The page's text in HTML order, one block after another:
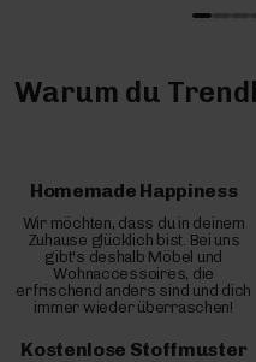
Warum du
Homemade Happiness
Wir möchten, dass du in deinem
Zuhause glücklich bist. Bei uns
gibt's deshalb Möbel und
Wohnaccessoires, die
erfrischend anders sind und dich
immer wieder überraschen!
Kostenlose Stoffmuster